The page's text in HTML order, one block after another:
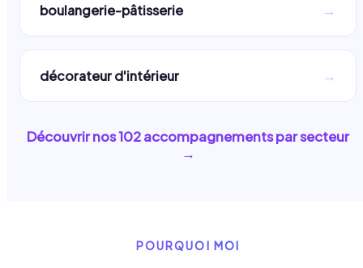
boulangerie-pâtisserie →
décorateur d'intérieur →
Découvrir nos102accompagnements par secteur
→
POURQUOI MOI